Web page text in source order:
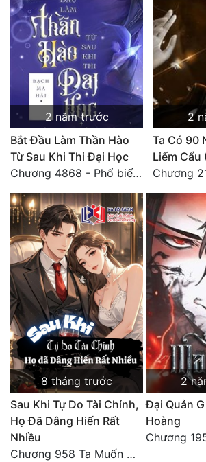
2 năm trước
Bắt Đầu Làm Thần Hào
Từ Sau Khi Thi Đại Học
Chương 4868 - Phổ biến Hạ Quốc tệ!
2
Ta Có 90
Liếm Cẩu
8 tháng trước
Sau Khi Tự Do Tài Chính,
Họ Đã Dâng Hiến Rất
Nhiều
Chương 958 Ta Muốn Cùng Các Cô Vĩnh Viễn Ở Bên Nhau (2) Hết
2
Đại Quản
Hoàng